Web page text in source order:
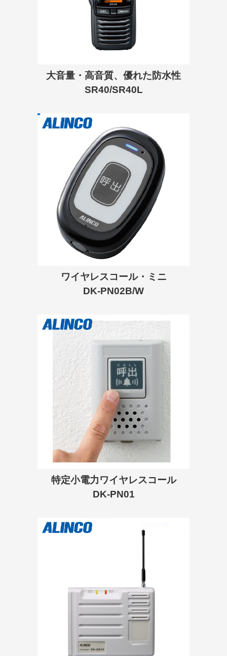
大音量・高音質、優れた防水性
SR40/SR40L
ワイヤレスコール・ミニ
DK-PN02B/W
特定小電力ワイヤレスコール
DK-PN01